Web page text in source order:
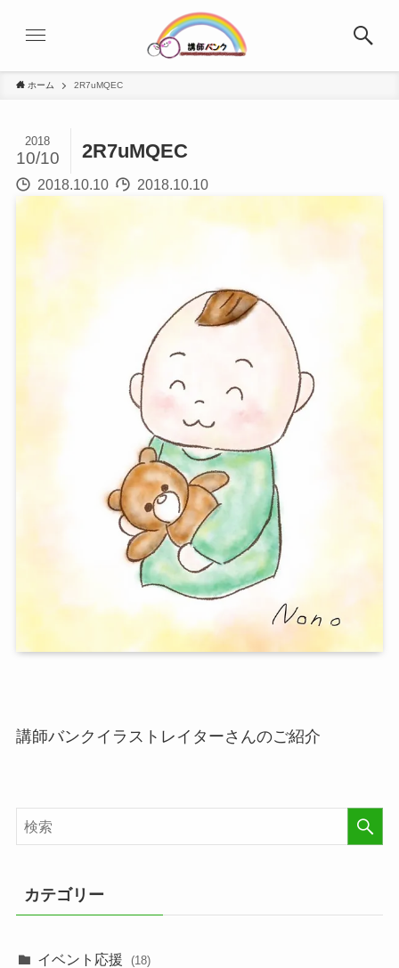
ホーム 2R7uMQEC
2R7uMQEC
2018
10/10
2018.10.10 2018.10.10
講師バンクイラストレイターさんのご紹介
カテゴリー
イベント応援 (18)